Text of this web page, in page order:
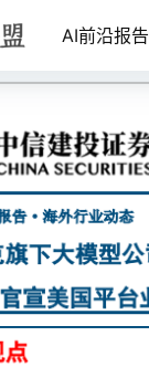
AI前沿报告